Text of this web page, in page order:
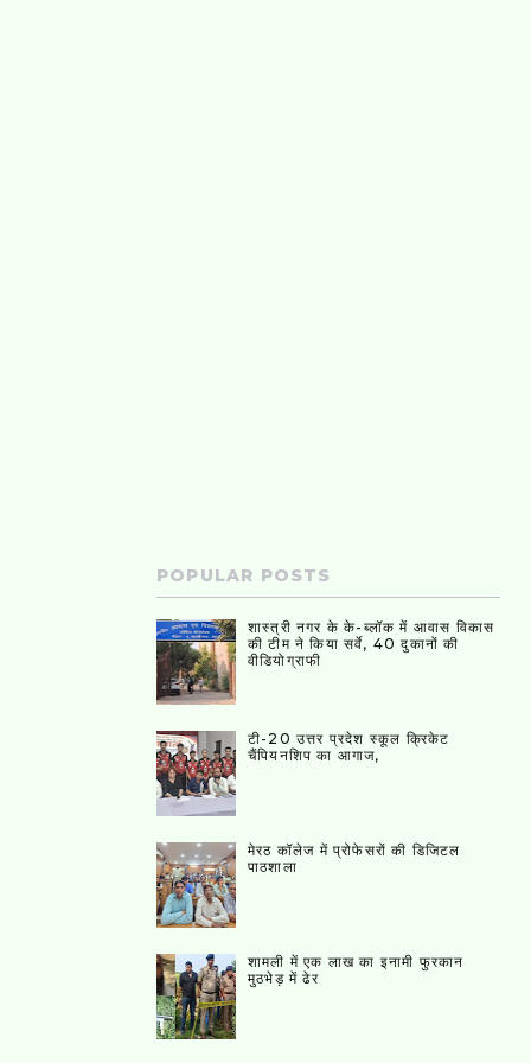
POPULAR POSTS
शास्त्री नगर के के-ब्लॉक में आवास विकास
की टीम ने किया सर्वे, 40 दुकानों की
वीडियोग्राफी
टी-20 उत्तर प्रदेश स्कूल क्रिकेट
चैंपियनशिप का आगाज,
मेरठ कॉलेज में प्रोफेसरों की डिजिटल
पाठशाला
शामली में एक लाख का इनामी फुरकान
मुठभेड़ में ढेर